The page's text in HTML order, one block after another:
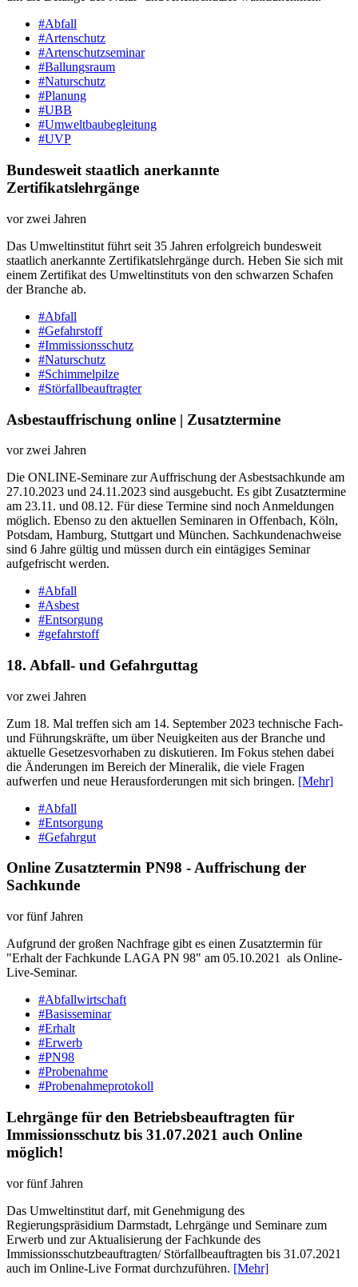
#Abfall
#Artenschutz
#Artenschutzseminar
#Ballungsraum
#Naturschutz
#Planung
#UBB
#Umweltbaubegleitung
#UVP
Bundesweit staatlich anerkannte
Zertifikatslehrgänge
vor zwei Jahren
Das Umweltinstitut führt seit 35 Jahren erfolgreich bundesweit
staatlich anerkannte Zertifikatslehrgänge durch. Heben Sie sich mit
einem Zertifikat des Umweltinstituts von den schwarzen Schafen
der Branche ab.
#Abfall
#Gefahrstoff
#Immissionsschutz
#Naturschutz
#Schimmelpilze
#Störfallbeauftragter
Asbestauffrischung online | Zusatztermine
vor zwei Jahren
Die ONLINE-Seminare zur Auffrischung der Asbestsachkunde am
27.10.2023 und 24.11.2023 sind ausgebucht. Es gibt Zusatztermine
am 23.11. und 08.12. Für diese Termine sind noch Anmeldungen
möglich. Ebenso zu den aktuellen Seminaren in Offenbach, Köln,
Potsdam, Hamburg, Stuttgart und München. Sachkundenachweise
sind 6 Jahre gültig und müssen durch ein eintägiges Seminar
aufgefrischt werden.
#Abfall
#Asbest
#Entsorgung
#gefahrstoff
18. Abfall-​ und Gefahrguttag
vor zwei Jahren
Zum 18. Mal treffen sich am 14. September 2023 technische Fach-
und Führungskräfte, um über Neuigkeiten aus der Branche und
aktuelle Gesetzesvorhaben zu diskutieren. Im Fokus stehen dabei
die Änderungen im Bereich der Mineralik, die viele Fragen
aufwerfen und neue Herausforderungen mit sich bringen. [Mehr]
#Abfall
#Entsorgung
#Gefahrgut
Online Zusatztermin PN98 - Auffrischung der
Sachkunde
vor fünf Jahren
Aufgrund der großen Nachfrage gibt es einen Zusatztermin für
"Erhalt der Fachkunde LAGA PN 98" am 05.10.2021 als Online-
Live-Seminar.
#Abfallwirtschaft
#Basisseminar
#Erhalt
#Erwerb
#PN98
#Probenahme
#Probenahmeprotokoll
Lehrgänge für den Betriebsbeauftragten für
Immissionsschutz bis 31.07.2021 auch Online
möglich!
vor fünf Jahren
Das Umweltinstitut darf, mit Genehmigung des
Regierungspräsidium Darmstadt, Lehrgänge und Seminare zum
Erwerb und zur Aktualisierung der Fachkunde des
Immissionsschutzbeauftragten/ Störfallbeauftragten bis 31.07.2021
auch im Online-Live Format durchzuführen. [Mehr]